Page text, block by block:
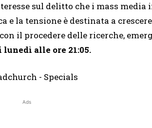
sul delitto che i mass media
e la tensione è destinata a
il procedere delle ricerche,
alle ore 21:05.
Ads